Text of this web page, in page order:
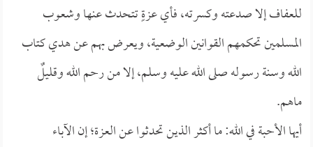
للعفاف إلا صدعته وكسرته، فأي عزةٍ تتحدث عنها وشعوب
المسلمين تحكمهم القوانين الوضعية، ويعرض بهم عن هدي كتاب
الله وسنة رسوله صلى الله عليه وسلم، إلا من رحم الله وقليلٌ
ماهم.
أيها الأحبة في الله: ما أكثر الذين تحدثوا عن العزة؛ إن الآباء